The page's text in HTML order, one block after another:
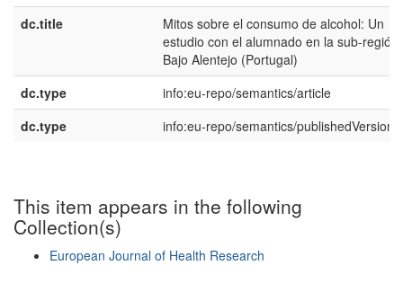
dc.title
Mitos sobre el consumo de alcohol: Un
estudio con el alumnado en la sub-región
Bajo Alentejo (Portugal)
dc.type
info:eu-repo/semantics/article
dc.type
info:eu-repo/semantics/publishedVersion
This item appears in the following
Collection(s)
European Journal of Health Research